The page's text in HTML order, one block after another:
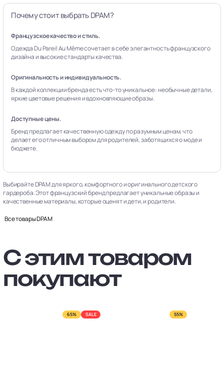
Почему стоит выбрать DPAM?
Французское качество и стиль.
Одежда Du Pareil Au Même сочетает в себе элегантность французского
дизайна и высокие стандарты качества.
Оригинальность и индивидуальность.
В каждой коллекции бренда есть что-то уникальное: необычные детали,
яркие цветовые решения и вдохновляющие образы.
Доступные цены.
Бренд предлагает качественную одежду по разумным ценам, что
делает его отличным выбором для родителей, заботящихся о моде и
бюджете.
Выбирайте DPAM для яркого, комфортного и оригинального детского
гардероба. Этот французский бренд предлагает уникальные образы и
качественные материалы, которые оценят и дети, и родители.
Все товары DPAM
С этим товаром
покупают
65% SALE 55%